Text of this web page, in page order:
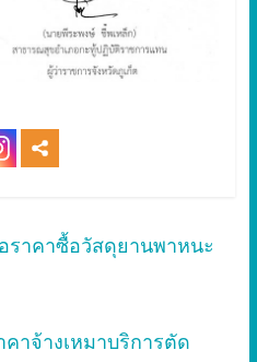
ราคาซื้อวัสดุยานพาหนะ
าจ้างเหมาบริการตัด